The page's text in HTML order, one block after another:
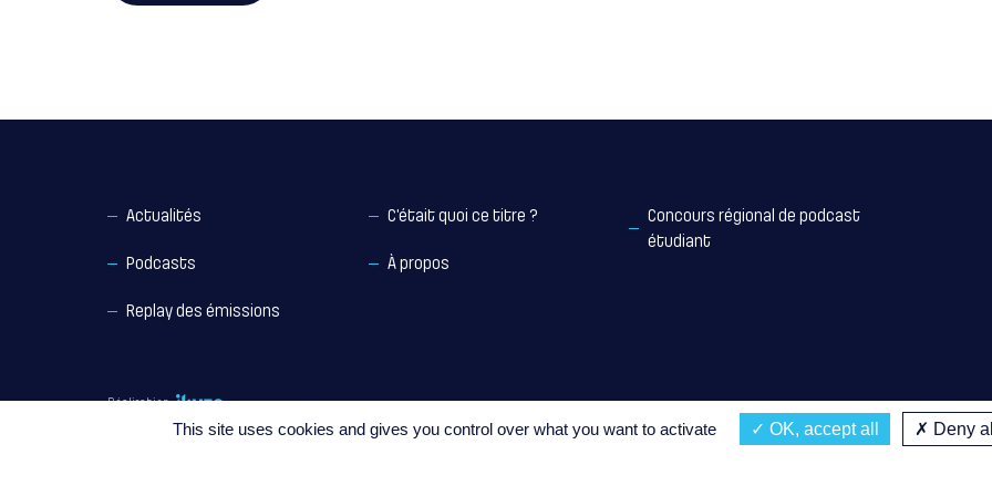
Actualités
Podcasts
Replay des émissions
C’était quoi ce titre ?
À propos
Concours régional de podcast
étudiant
Réalisation
This site uses cookies and gives you control over what you want to activate OK, accept all Deny